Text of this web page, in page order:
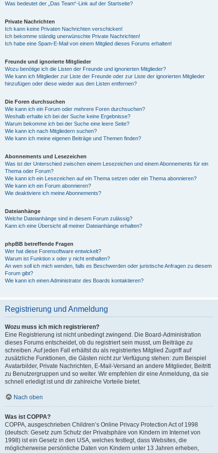
Was bedeutet der „Das Team“-Link auf der Startseite?
Private Nachrichten
Ich kann keine Privaten Nachrichten verschicken!
Ich bekomme ständig unerwünschte Private Nachrichten!
Ich habe eine Spam-E-Mail von einem Mitglied dieses Forums erhalten!
Freunde und ignorierte Mitglieder
Wozu benötige ich die Listen der Freunde und ignorierten Mitglieder?
Wie kann ich Mitglieder zur Liste der Freunde oder zur Liste der ignorierten Mitglieder
hinzufügen oder diese wieder aus den Listen entfernen?
Die Foren durchsuchen
Wie kann ich ein Forum oder mehrere Foren durchsuchen?
Weshalb erhalte ich bei der Suche keine Ergebnisse?
Warum bekomme ich bei der Suche eine leere Seite?
Wie kann ich nach Mitgliedern suchen?
Wie kann ich meine eigenen Beiträge und Themen finden?
Abonnements und Lesezeichen
Was ist der Unterschied zwischen einem Lesezeichen und einem Abonnements für ein
Thema oder Forum?
Wie kann ich ein Lesezeichen auf ein Thema setzen oder ein Thema abonnieren?
Wie kann ich ein Forum abonnieren?
Wie deaktiviere ich meine Abonnements?
Dateianhänge
Welche Dateianhänge sind in diesem Forum zulässig?
Kann ich eine Übersicht all meiner Dateianhänge erhalten?
phpBB betreffende Fragen
Wer hat diese Forensoftware entwickelt?
Warum ist Funktion x oder y nicht enthalten?
An wen soll ich mich wenden, falls es Beschwerden oder juristische Anfragen zu diesem
Forum gibt?
Wie kann ich einen Administrator des Boards kontaktieren?
Registrierung und Anmeldung
Wozu muss ich mich registrieren?
Eine Registrierung ist nicht unbedingt zwingend. Die Board-Administration
dieses Forums entscheidet, ob du registriert sein musst, um Beiträge zu
schreiben. Auf jeden Fall erhältst du als registriertes Mitglied Zugriff auf
zusätzliche Funktionen, die Gästen nicht zur Verfügung stehen: zum Beispiel
Avatarbilder, Private Nachrichten, E-Mail-Versand an andere Mitglieder, Beitritt
zu Benutzergruppen und so weiter. Wir empfehlen dir eine Anmeldung, da sie
schnell erledigt ist und dir zahlreiche Vorteile bietet.
Nach oben
Was ist COPPA?
COPPA, ausgeschrieben Children’s Online Privacy Protection Act of 1998
(deutsch: Gesetz zum Schutz der Privatsphäre von Kindern im Internet von
1998) ist ein Gesetz in den USA, welches festlegt, dass Websites, die
möglicherweise persönliche Daten von Kindern unter 13 Jahren erheben,